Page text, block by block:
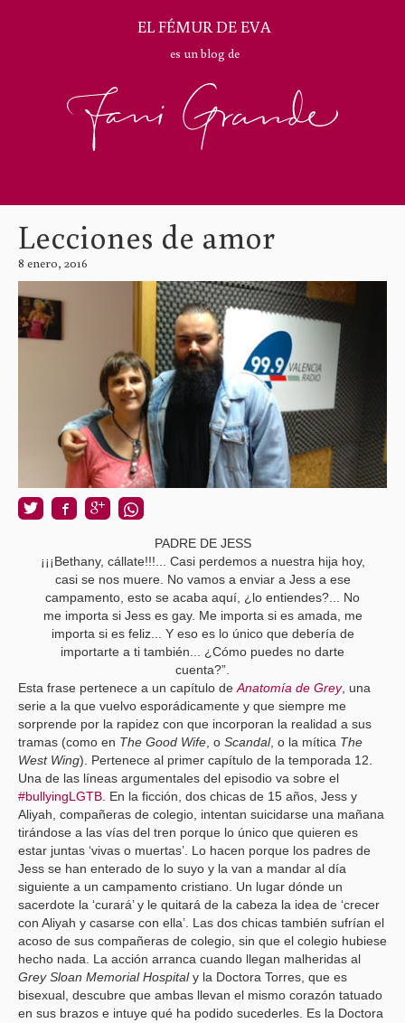
EL FÉMUR DE EVA
es un blog de
Lecciones de amor
8 enero, 2016
PADRE DE JESS
¡¡¡Bethany, cállate!!!... Casi perdemos a nuestra hija hoy,
casi se nos muere. No vamos a enviar a Jess a ese
campamento, esto se acaba aquí, ¿lo entiendes?... No
me importa si Jess es gay. Me importa si es amada, me
importa si es feliz... Y eso es lo único que debería de
importarte a ti también... ¿Cómo puedes no darte
cuenta?”.
Esta frase pertenece a un capítulo de Anatomía de Grey, una
serie a la que vuelvo esporádicamente y que siempre me
sorprende por la rapidez con que incorporan la realidad a sus
tramas (como en The Good Wife , o Scandal, o la mítica The
West Wing). Pertenece al primer capítulo de la temporada 12.
Una de las líneas argumentales del episodio va sobre el
#bullyingLGTB . En la ficción, dos chicas de 15 años, Jess y
Aliyah, compañeras de colegio, intentan suicidarse una mañana
tirándose a las vías del tren porque lo único que quieren es
estar juntas ‘vivas o muertas’. Lo hacen porque los padres de
Jess se han enterado de lo suyo y la van a mandar al día
siguiente a un campamento cristiano. Un lugar dónde un
sacerdote la ‘curará’ y le quitará de la cabeza la idea de ‘crecer
con Aliyah y casarse con ella’. Las dos chicas también sufrían el
acoso de sus compañeras de colegio, sin que el colegio hubiese
hecho nada. La acción arranca cuando llegan malheridas al
Grey Sloan Memorial Hospitaly la Doctora Torres, que es
bisexual, descubre que ambas llevan el mismo corazón tatuado
en sus brazos e intuye qué ha podido sucederles. Es la Doctora